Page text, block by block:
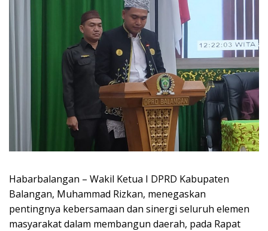
Habarbalangan – Wakil Ketua I DPRD Kabupaten
Balangan, Muhammad Rizkan, menegaskan
pentingnya kebersamaan dan sinergi seluruh elemen
masyarakat dalam membangun daerah, pada Rapat